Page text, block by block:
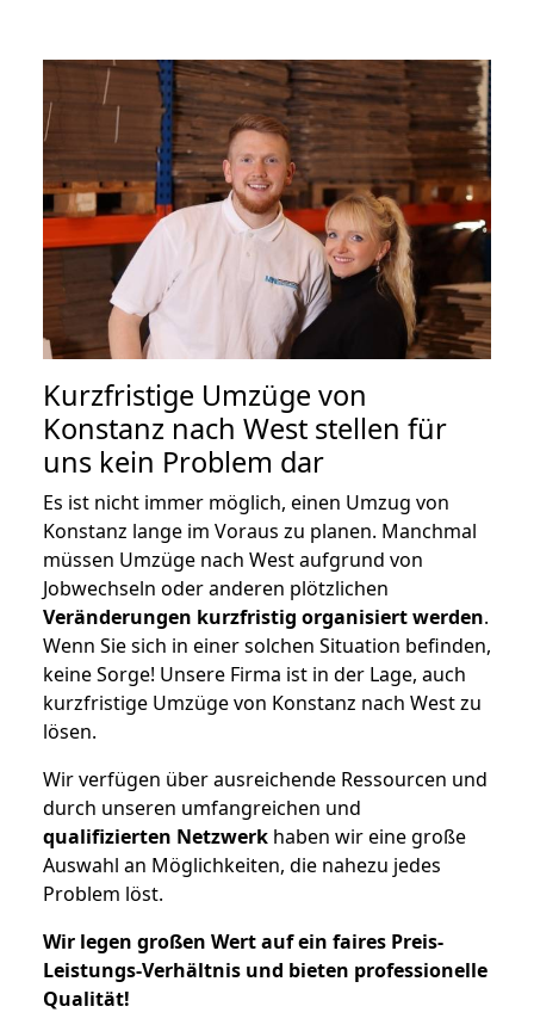
Kurzfristige Umzüge von
Konstanz nach West stellen für
uns kein Problem dar
Es ist nicht immer möglich, einen Umzug von
Konstanz lange im Voraus zu planen. Manchmal
müssen Umzüge nach West aufgrund von
Jobwechseln oder anderen plötzlichen
Veränderungen kurzfristig organisiert werden.
Wenn Sie sich in einer solchen Situation befinden,
keine Sorge! Unsere Firma ist in der Lage, auch
kurzfristige Umzüge von Konstanz nach West zu
lösen.
Wir verfügen über ausreichende Ressourcen und
durch unseren umfangreichen und
qualifizierten Netzwerk haben wir eine große
Auswahl an Möglichkeiten, die nahezu jedes
Problem löst.
Wir legen großen Wert auf ein faires Preis-
Leistungs-Verhältnis und bieten professionelle
Qualität!